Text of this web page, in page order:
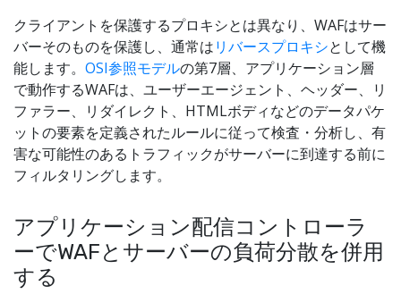
クライアントを保護するプロキシとは異なり、WAFはサー
バーそのものを保護し、通常はリバースプロキシとして機
能します。 OSI参照モデルの第7層、アプリケーション層
で動作するWAFは、ユーザーエージェント、ヘッダー、リ
ファラー、リダイレクト、HTMLボディなどのデータパケ
ットの要素を定義されたルールに従って検査・分析し、有
害な可能性のあるトラフィックがサーバーに到達する前に
フィルタリングします。
アプリケーション配信コントローラ
ーでWAFとサーバーの負荷分散を併用
する